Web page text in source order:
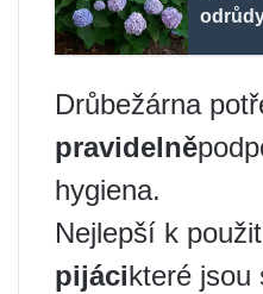
Drůbežárna
pravidelně
hygiena.
Nejlepší k
pijácikteré jsou